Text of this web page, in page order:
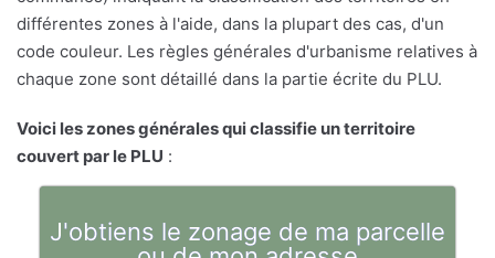
différentes zones à l'aide, dans la plupart des cas, d'un
code couleur. Les règles générales d'urbanisme relatives à
chaque zone sont détaillé dans la partie écrite du PLU.
Voici les zones générales qui classifie un territoire
couvert par le PLU :
J'obtiens le zonage de ma parcelle